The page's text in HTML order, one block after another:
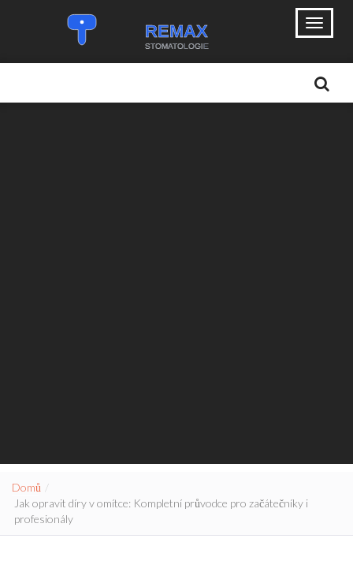
Domů
Jak opravit díry v omítce: Kompletní průvodce pro začátečníky i
profesionály